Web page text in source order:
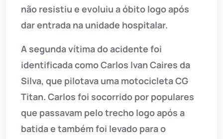
não resistiu e evoluiu a óbito logo após
dar entrada na unidade hospitalar.
A segunda vítima do acidente foi
identificada como Carlos Ivan Caires da
Silva, que pilotava uma motocicleta CG
Titan. Carlos foi socorrido por populares
que passavam pelo trecho logo após a
batida e também foi levado para o